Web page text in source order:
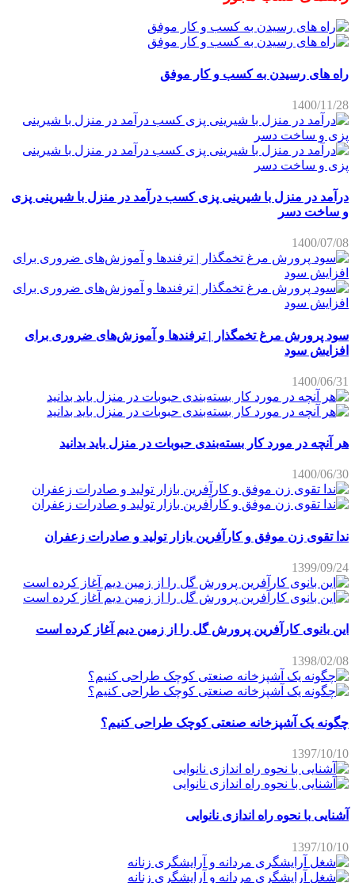
راه های رسیدن به کسب و کار موفق
1400/11/28
درآمد در منزل با شیرینی پزی کسب درآمد در منزل با شیرینی پزی
و ساخت دسر
1400/07/08
سود پرورش مرغ تخمگذار | ترفندها و آموزش‌های ضروری برای
افزایش سود
1400/06/31
هر آنچه در مورد کار بسته‌بندی حبوبات در منزل باید بدانید
1400/06/30
ندا تقوی زن موفق و کارآفرین بازار تولید و صادرات زعفران
1399/09/24
این بانوی کارآفرین پرورش گل را از زمین دیم آغاز کرده است
1398/02/08
چگونه یک آشپزخانه صنعتی کوچک طراحی کنیم؟
1397/10/10
آشنایی با نحوه راه اندازی نانوایی
1397/10/10